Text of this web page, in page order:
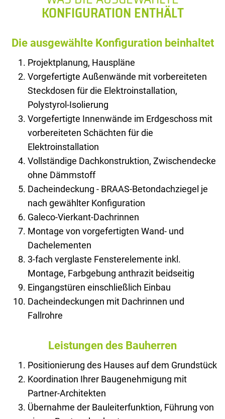
KONFIGURATION ENTHÄLT
Die ausgewählte Konfiguration beinhaltet
Projektplanung, Hauspläne
Vorgefertigte Außenwände mit vorbereiteten
Steckdosen für die Elektroinstallation,
Polystyrol-Isolierung
Vorgefertigte Innenwände im Erdgeschoss mit
vorbereiteten Schächten für die
Elektroinstallation
Vollständige Dachkonstruktion, Zwischendecke
ohne Dämmstoff
Dacheindeckung - BRAAS-Betondachziegel je
nach gewählter Konfiguration
Galeco-Vierkant-Dachrinnen
Montage von vorgefertigten Wand- und
Dachelementen
3-fach verglaste Fensterelemente inkl.
Montage, Farbgebung anthrazit beidseitig
Eingangstüren einschließlich Einbau
Dacheindeckungen mit Dachrinnen und
Fallrohre
Leistungen des Bauherren
Positionierung des Hauses auf dem Grundstück
Koordination Ihrer Baugenehmigung mit
Partner-Architekten
Übernahme der Bauleiterfunktion, Führung von